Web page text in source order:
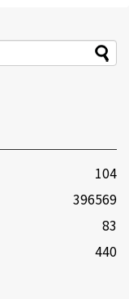
104
396569
83
440